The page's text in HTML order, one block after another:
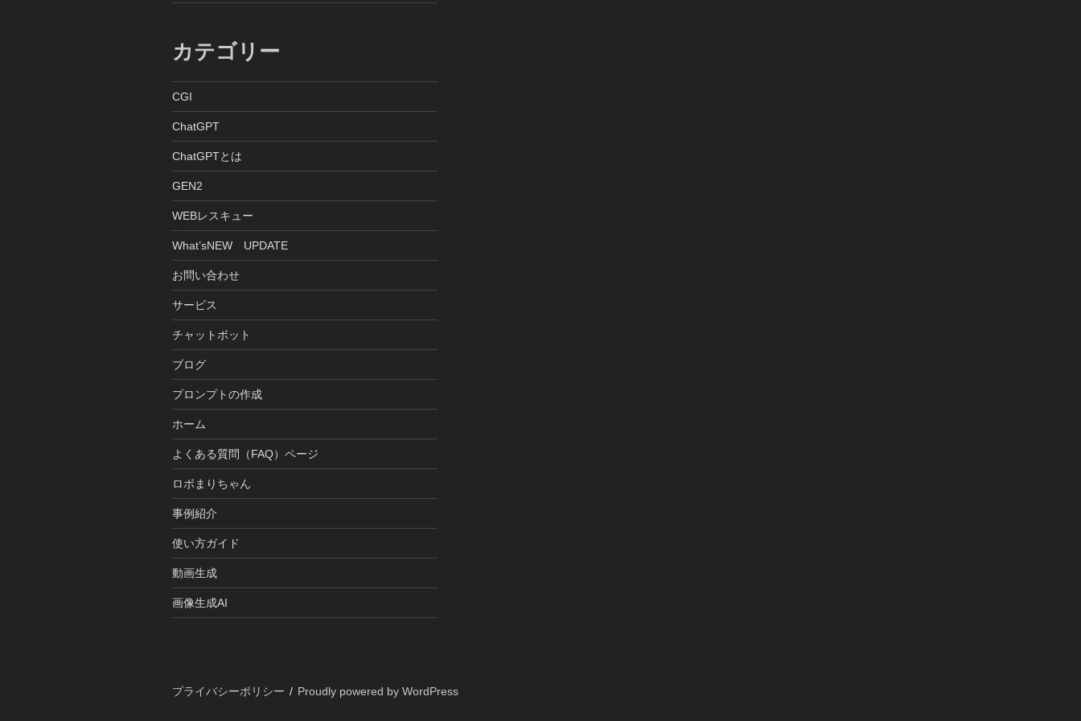
カテゴリー
CGI
ChatGPT
ChatGPTとは
GEN2
WEBレスキュー
What’sNEW UPDATE
お問い合わせ
サービス
チャットボット
ブログ
プロンプトの作成
ホーム
よくある質問（FAQ）ページ
ロボまりちゃん
事例紹介
使い方ガイド
動画生成
画像生成AI
プライバシーポリシー Proudly powered by WordPress